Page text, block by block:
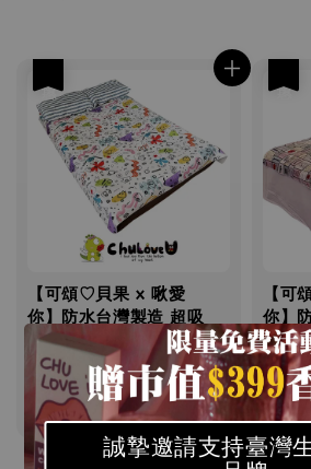
誠摯邀請支持臺灣
【可頌♡貝果 x 啾愛
你】防水台灣製造 超吸
力超防水透氣超薄速乾防
水保潔墊-XL號
(180x150cm)
Sale
price
NT$ 1,580 Regular
price
NT$ 2,680
【可
你】
力超
水保
Sale
price
NT$